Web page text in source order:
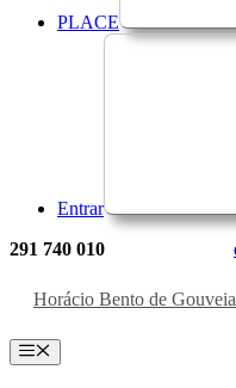
PLACE
Entrar
291 740 010
Horácio Bento de Gouveia
Menu